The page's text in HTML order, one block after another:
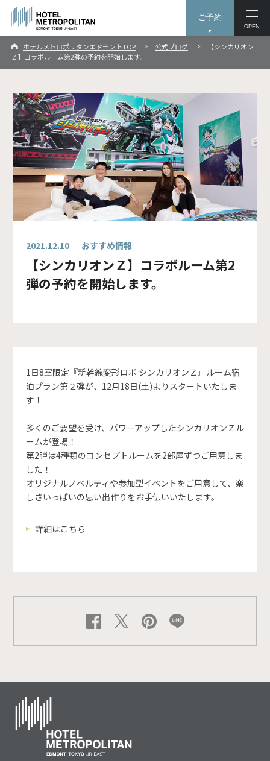
ご予約
OPEN
ホテルメトロポリタンエドモントTOP 公式ブログ
【シンカリオン
Ｚ】コラボルーム第2弾の予約を開始します。
2021.12.10 おすすめ情報
【シンカリオンＺ】コラボルーム第2
弾の予約を開始します。
1日8室限定『新幹線変形ロボ シンカリオンＺ』ルーム宿
泊プラン第２弾が、12月18日(土)よりスタートいたしま
す！
多くのご要望を受け、パワーアップしたシンカリオンＺル
ームが登場！
第2弾は4種類のコンセプトルームを2部屋ずつご用意しま
した！
オリジナルノベルティや参加型イベントをご用意して、楽
しさいっぱいの思い出作りをお手伝いいたします。
詳細はこちら